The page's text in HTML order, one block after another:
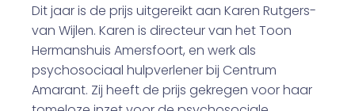
Dit jaar is de prijs uitgereikt aan Karen Rutgers-
van Wijlen. Karen is directeur van het Toon
Hermanshuis Amersfoort, en werk als
psychosociaal hulpverlener bij Centrum
Amarant. Zij heeft de prijs gekregen voor haar